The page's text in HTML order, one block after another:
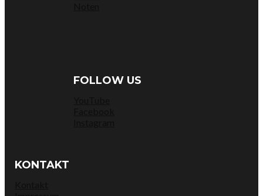
FOLLOW US
KONTAKT